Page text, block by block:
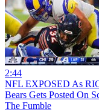
2:44
NFL EXPOSED As
Bears Gets Posted On
The Fumble